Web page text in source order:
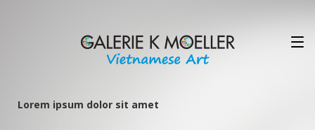
Lorem ipsum dolor sit amet